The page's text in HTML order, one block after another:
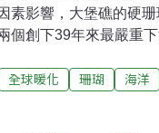
素影響，大堡礁的硬
個創下39年來最嚴重
文組織（UNESCO）
全球暖化 珊瑚 海洋